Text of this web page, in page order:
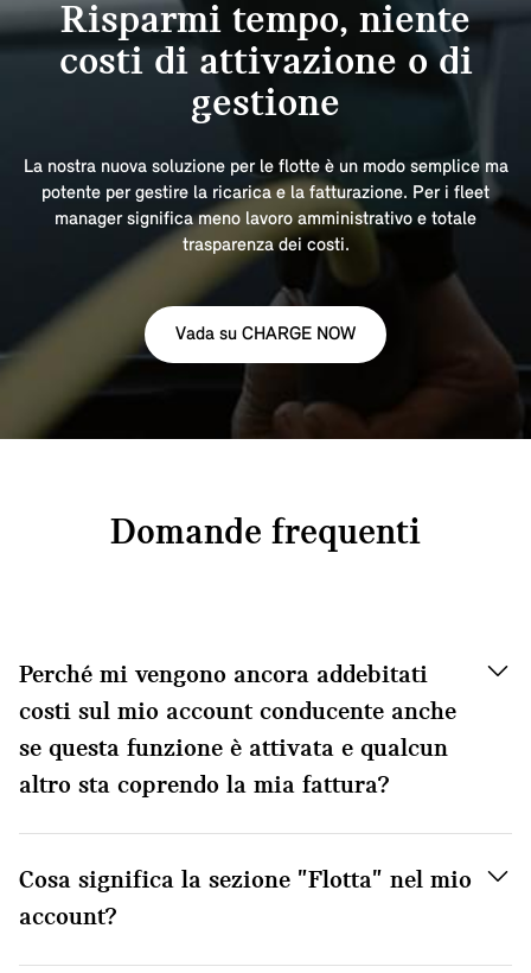
Risparmi tempo, niente
costi di attivazione o di
gestione
La nostra nuova soluzione per le flotte è un modo semplice ma
potente per gestire la ricarica e la fatturazione. Per i fleet
manager significa meno lavoro amministrativo e totale
trasparenza dei costi.
Vada su CHARGE NOW
Domande frequenti
Perché mi vengono ancora addebitati
costi sul mio account conducente anche
se questa funzione è attivata e qualcun
altro sta coprendo la mia fattura?
Cosa significa la sezione "Flotta" nel mio
account?